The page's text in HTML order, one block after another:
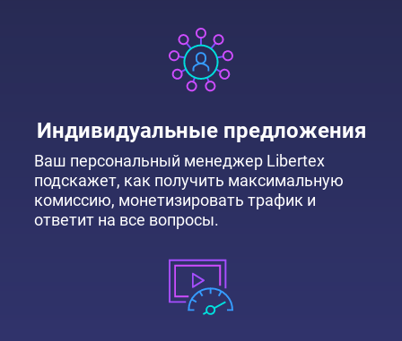
Индивидуальные предложения
Ваш персональный менеджер Libertex
подскажет, как получить максимальную
комиссию, монетизировать трафик и
ответит на все вопросы.